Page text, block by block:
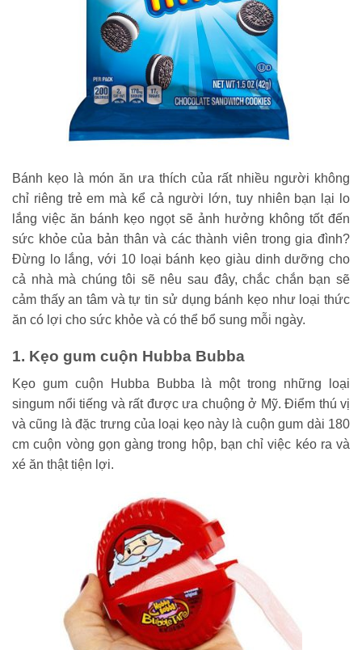
Bánh kẹo là món ăn ưa thích của rất nhiều người không
chỉ riêng trẻ em mà kể cả người lớn, tuy nhiên bạn lại lo
lắng việc ăn bánh kẹo ngọt sẽ ảnh hưởng không tốt đến
sức khỏe của bản thân và các thành viên trong gia đình?
Đừng lo lắng, với 10 loại bánh kẹo giàu dinh dưỡng cho
cả nhà mà chúng tôi sẽ nêu sau đây, chắc chắn bạn sẽ
cảm thấy an tâm và tự tin sử dụng bánh kẹo như loại thức
ăn có lợi cho sức khỏe và có thể bổ sung mỗi ngày.
1. Kẹo gum cuộn Hubba Bubba
Kẹo gum cuộn Hubba Bubba là một trong những loại
singum nổi tiếng và rất được ưa chuộng ở Mỹ. Điểm thú vị
và cũng là đặc trưng của loại kẹo này là cuộn gum dài 180
cm cuộn vòng gọn gàng trong hộp, bạn chỉ việc kéo ra và
xé ăn thật tiện lợi.